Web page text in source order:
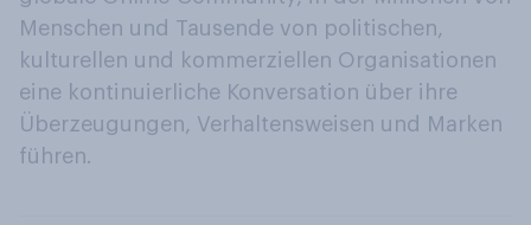
Menschen und Tausende von politischen,
kulturellen und kommerziellen Organisationen
eine kontinuierliche Konversation über ihre
Überzeugungen, Verhaltensweisen und Marken
führen.